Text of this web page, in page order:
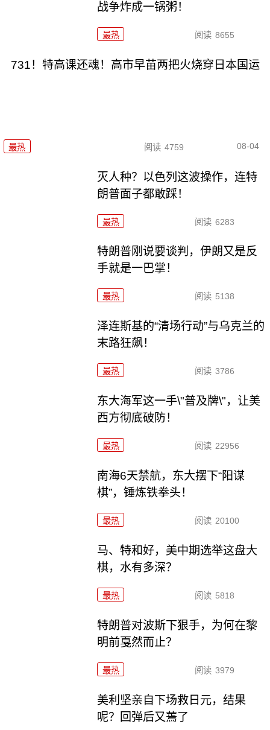
战争炸成一锅粥！
最热 阅读 8655
731！特高课还魂！高市早苗两把火烧穿日本国运
最热 阅读 4759 08-04
灭人种？以色列这波操作，连特
朗普面子都敢踩！
最热 阅读 6283
特朗普刚说要谈判，伊朗又是反
手就是一巴掌！
最热 阅读 5138
泽连斯基的“清场行动”与乌克兰的
末路狂飙！
最热 阅读 3786
东大海军这一手\"普及牌\"，让美
西方彻底破防！
最热 阅读 22956
南海6天禁航，东大摆下“阳谋
棋”，锤炼铁拳头！
最热 阅读 20100
马、特和好，美中期选举这盘大
棋，水有多深？
最热 阅读 5818
特朗普对波斯下狠手，为何在黎
明前戛然而止？
最热 阅读 3979
美利坚亲自下场救日元，结果
呢？回弹后又蔫了